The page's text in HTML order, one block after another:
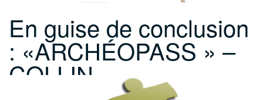
En guise de conclusion
: «ARCHÉOPASS » –
COLLIN…